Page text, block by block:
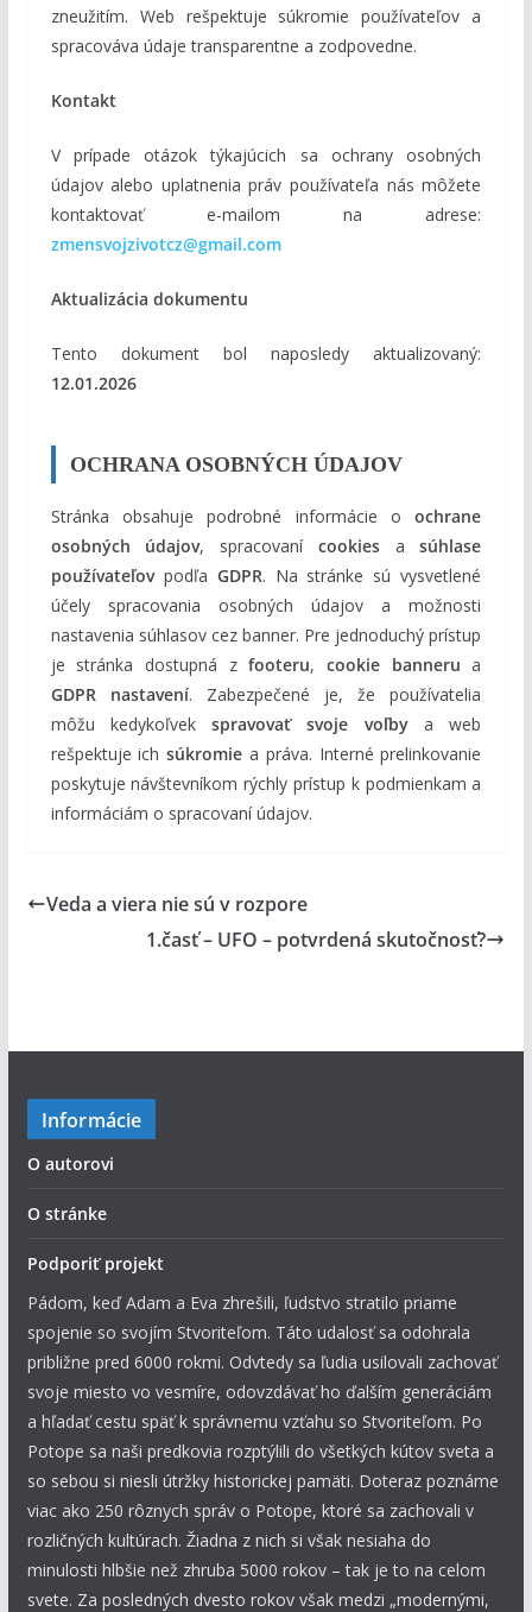
zneužitím. Web rešpektuje súkromie používateľov a
spracováva údaje transparentne a zodpovedne.
Kontakt
V prípade otázok týkajúcich sa ochrany osobných
údajov alebo uplatnenia práv používateľa nás môžete
kontaktovať e-mailom na adrese:
zmensvojzivotcz@gmail.com
Aktualizácia dokumentu
Tento dokument bol naposledy aktualizovaný:
12.01.2026
OCHRANA OSOBNÝCH ÚDAJOV
Stránka obsahuje podrobné informácie oochrane
osobných údajov, spracovaní cookiesasúhlase
používateľovpodľa GDPR. Na stránke sú vysvetlené
účely spracovania osobných údajov a možnosti
nastavenia súhlasov cez banner. Pre jednoduchý prístup
je stránka dostupná zfooteru, cookie banneru a
GDPR nastavení. Zabezpečené je, že používatelia
môžu kedykoľvekspravovať svoje voľbya web
rešpektuje ichsúkromie a práva. Interné prelinkovanie
poskytuje návštevníkom rýchly prístup k podmienkam a
informáciám o spracovaní údajov.
Veda a viera nie sú v rozpore
1.časť – UFO – potvrdená skutočnosť?
Informácie
O autorovi
O stránke
Podporiť projekt
Pádom, keď Adam a Eva zhrešili, ľudstvo stratilo priame
spojenie so svojím Stvoriteľom. Táto udalosť sa odohrala
približne pred 6000 rokmi. Odvtedy sa ľudia usilovali zachovať
svoje miesto vo vesmíre, odovzdávať ho ďalším generáciám
a hľadať cestu späť k správnemu vzťahu so Stvoriteľom. Po
Potope sa naši predkovia rozptýlili do všetkých kútov sveta a
so sebou si niesli útržky historickej pamäti. Doteraz poznáme
viac ako 250 rôznych správ o Potope, ktoré sa zachovali v
rozličných kultúrach. Žiadna z nich si však nesiaha do
minulosti hlbšie než zhruba 5000 rokov – tak je to na celom
svete. Za posledných dvesto rokov však medzi „modernými,